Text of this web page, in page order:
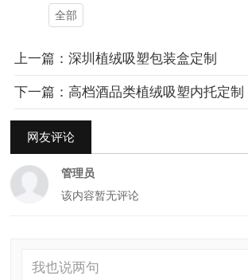
全部
上一篇：深圳植绒吸塑包装盒定制
下一篇：高档酒品类植绒吸塑内托定制
网友评论
管理员
该内容暂无评论